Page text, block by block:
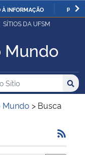
À INFORMAÇÃO
SÍTIOS DA UFSM
Mundo
no no Sítio
Mundo > Busca